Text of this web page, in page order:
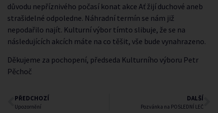
důvodu nepříznivého počasí konat akce Ať žijí duchové aneb
strašidelné odpoledne. Náhradní termín se nám již
nepodařilo najít. Kulturní výbor tímto slibuje, že se na
následujících akcích máte na co těšit, vše bude vynahrazeno.
Děkujeme za pochopení, předseda Kulturního výboru Petr
Pěchoč
PŘEDCHOZÍ
Upozornění
DALŠÍ
Pozvánka na POSLEDNÍ LEČ